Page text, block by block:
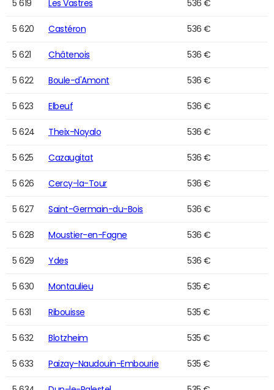
5 619 Les Vastres 536 €
5 620 Castéron 536 €
5 621 Châtenois 536 €
5 622 Boule-d'Amont 536 €
5 623 Elbeuf 536 €
5 624 Theix-Noyalo 536 €
5 625 Cazaugitat 536 €
5 626 Cercy-la-Tour 536 €
5 627 Saint-Germain-du-Bois 536 €
5 628 Moustier-en-Fagne 536 €
5 629 Ydes 536 €
5 630 Montaulieu 535 €
5 631 Ribouisse 535 €
5 632 Blotzheim 535 €
5 633 Paizay-Naudouin-Embourie 535 €